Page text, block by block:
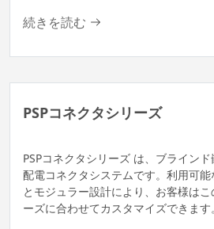
続きを読む
PSPコネクタシリーズ
PSPコネクタシリーズ は、ブライン
配電コネクタシステムです。利用可
とモジュラー設計により、お客様は
ーズに合わせてカスタマイズできます